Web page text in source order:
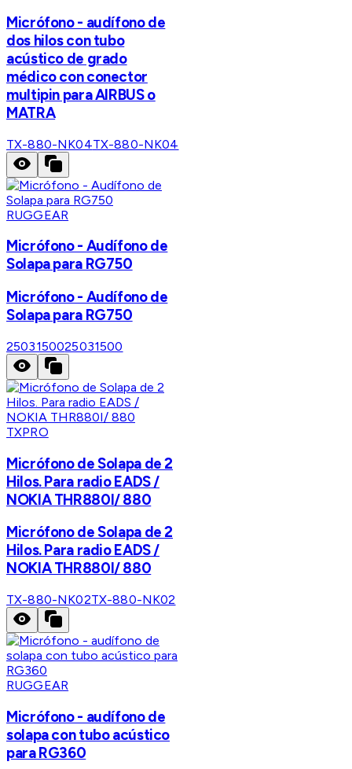
Micrófono - audífono de
dos hilos con tubo
acústico de grado
médico con conector
multipin para AIRBUS o
MATRA
TX-880-NK04TX-880-NK04
RUGGEAR
Micrófono - Audífono de
Solapa para RG750
Micrófono - Audífono de
Solapa para RG750
2503150025031500
TXPRO
Micrófono de Solapa de 2
Hilos. Para radio EADS /
NOKIA THR880I/ 880
Micrófono de Solapa de 2
Hilos. Para radio EADS /
NOKIA THR880I/ 880
TX-880-NK02TX-880-NK02
RUGGEAR
Micrófono - audífono de
solapa con tubo acústico
para RG360